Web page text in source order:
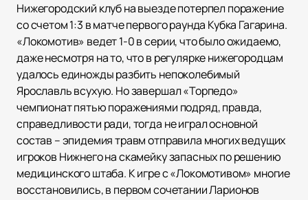
Нижегородский клуб на выезде потерпел поражение
со счетом 1:3 в матче первого раунда Кубка Гагарина.
«Локомотив» ведет 1-0 в серии, что было ожидаемо,
даже несмотря на то, что в регулярке нижегородцам
удалось единожды разбить непоколебимый
Ярославль всухую. Но завершал «Торпедо»
чемпионат пятью поражениями подряд, правда,
справедливости ради, тогда не играл основной
состав – эпидемия травм отправила многих ведущих
игроков Нижнего на скамейку запасных по решению
медицинского штаба. К игре с «Локомотивом» многие
восстановились, в первом сочетании Ларионов